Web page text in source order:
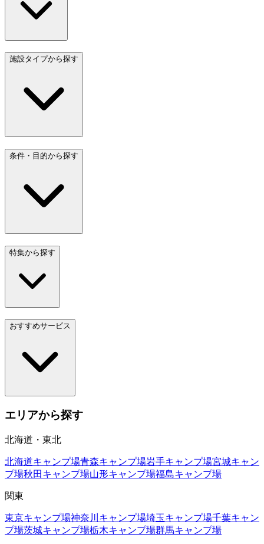
施設タイプから探す
条件・目的から探す
特集から探す
おすすめサービス
エリアから探す
北海道・東北
北海道キャンプ場青森キャンプ場岩手キャンプ場宮城キャン
プ場秋田 キャンプ場山形キャンプ場福島キャンプ場
関東
東京キャンプ場神奈川 キャンプ場埼玉キャンプ場千葉キャン
プ場茨城キャンプ場栃木キャンプ場群馬キャンプ場